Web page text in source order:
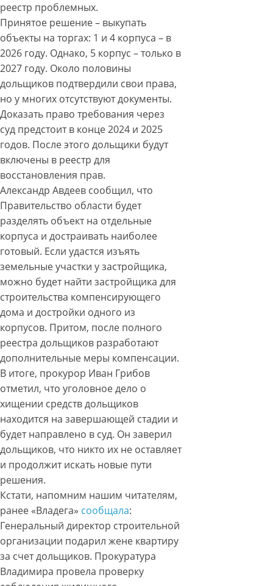
реестр проблемных.
Принятое решение – выкупать
объекты на торгах: 1 и 4 корпуса – в
2026 году. Однако, 5 корпус – только в
2027 году. Около половины
дольщиков подтвердили свои права,
но у многих отсутствуют документы.
Доказать право требования через
суд предстоит в конце 2024 и 2025
годов. После этого дольщики будут
включены в реестр для
восстановления прав.
Александр Авдеев сообщил, что
Правительство области будет
разделять объект на отдельные
корпуса и достраивать наиболее
готовый. Если удастся изъять
земельные участки у застройщика,
можно будет найти застройщика для
строительства компенсирующего
дома и достройки одного из
корпусов. Притом, после полного
реестра дольщиков разработают
дополнительные меры компенсации.
В итоге, прокурор Иван Грибов
отметил, что уголовное дело о
хищении средств дольщиков
находится на завершающей стадии и
будет направлено в суд. Он заверил
дольщиков, что никто их не оставляет
и продолжит искать новые пути
решения.
Кстати, напомним нашим читателям,
ранее «Владега» сообщала:
Генеральный директор строительной
организации подарил жене квартиру
за счет дольщиков. Прокуратура
Владимира провела проверку